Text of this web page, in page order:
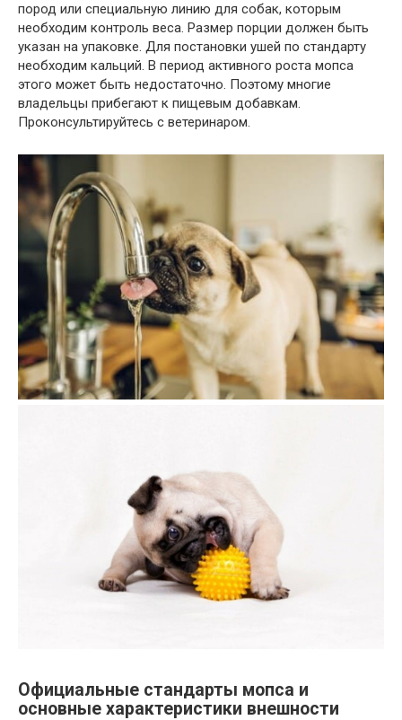
пород или специальную линию для собак, которым
необходим контроль веса. Размер порции должен быть
указан на упаковке. Для постановки ушей по стандарту
необходим кальций. В период активного роста мопса
этого может быть недостаточно. Поэтому многие
владельцы прибегают к пищевым добавкам.
Проконсультируйтесь с ветеринаром.
Официальные стандарты мопса и
основные характеристики внешности